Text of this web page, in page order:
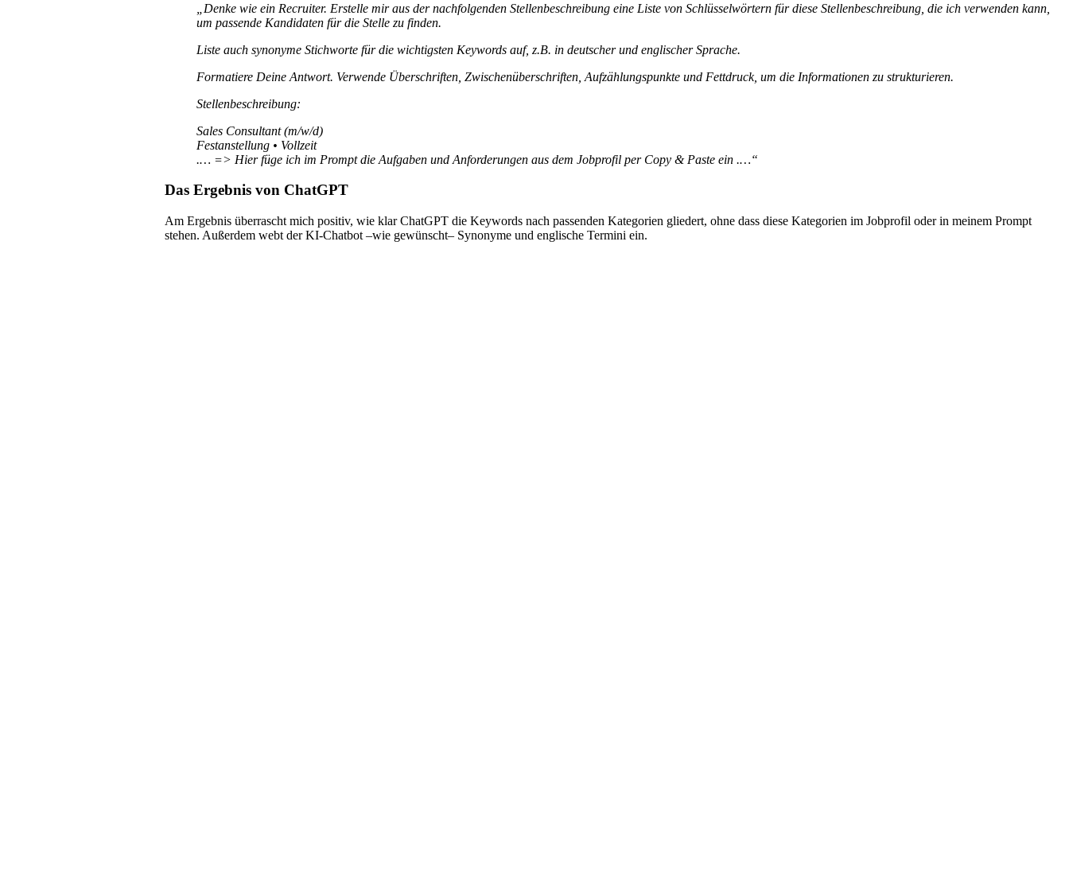
„Denke wie ein Recruiter. Erstelle mir aus der nachfolgenden Stellenbeschreibung eine Liste von Schlüsselwörtern für diese Stellenbeschreibung, die ich verwenden kann,
um passende Kandidaten für die Stelle zu finden.
Liste auch synonyme Stichworte für die wichtigsten Keywords auf, z.B. in deutscher und englischer Sprache.
Formatiere Deine Antwort. Verwende Überschriften, Zwischenüberschriften, Aufzählungspunkte und Fettdruck, um die Informationen zu strukturieren.
Stellenbeschreibung:
Sales Consultant (m/w/d)
Festanstellung • Vollzeit
.… => Hier füge ich im Prompt die Aufgaben und Anforderungen aus dem Jobprofil per Copy & Paste ein .…“
Das Ergebnis von ChatGPT
Am Ergebnis überrascht mich positiv, wie klar ChatGPT die Keywords nach passenden Kategorien gliedert, ohne dass diese Kategorien im Jobprofil oder in meinem Prompt
stehen. Außerdem webt der KI-Chatbot –wie gewünscht– Synonyme und englische Termini ein.